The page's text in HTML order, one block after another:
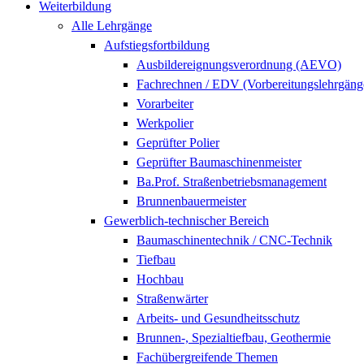
Weiterbildung
Alle Lehrgänge
Aufstiegsfortbildung
Ausbildereignungsverordnung (AEVO)
Fachrechnen / EDV
Vorarbeiter
Werkpolier
Geprüfter Polier
Geprüfter Baumaschinenmeister
Ba.Prof. Straßenbetriebsmanagement
Brunnenbauermeister
Gewerblich-technischer Bereich
Baumaschinentechnik / CNC-Technik
Tiefbau
Hochbau
Straßenwärter
Arbeits- und Gesundheitsschutz
Brunnen-, Spezialtiefbau, Geothermie
Fachübergreifende Themen